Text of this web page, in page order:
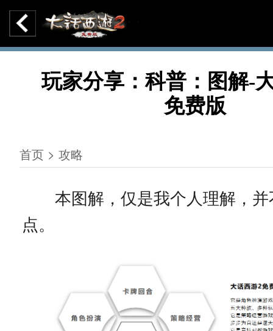
玩家分享：科普：图解-
免费版
首页 > 攻略
本图解，仅是我个人理解，并
点。